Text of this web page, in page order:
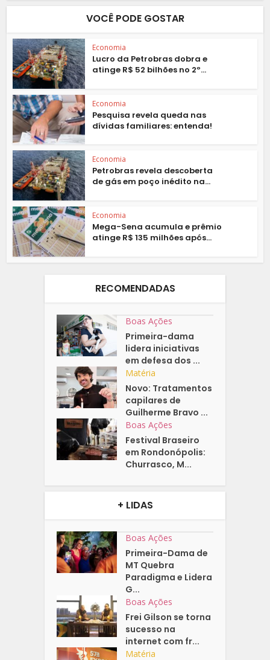
VOCÊ PODE GOSTAR
Economia
Lucro da Petrobras dobra e
atinge R$ 52 bilhões no 2º...
Economia
Pesquisa revela queda nas
dívidas familiares: entenda!
Economia
Petrobras revela descoberta
de gás em poço inédito na...
Economia
Mega-Sena acumula e prêmio
atinge R$ 135 milhões após...
RECOMENDADAS
Boas Ações
Primeira-dama
lidera iniciativas
em defesa dos ...
Matéria
Novo: Tratamentos
capilares de
Guilherme Bravo ...
Boas Ações
Festival Braseiro
em Rondonópolis:
Churrasco, M...
+ LIDAS
Boas Ações
Primeira-Dama de
MT Quebra
Paradigma e Lidera
G...
Boas Ações
Frei Gilson se torna
sucesso na
internet com fr...
Matéria